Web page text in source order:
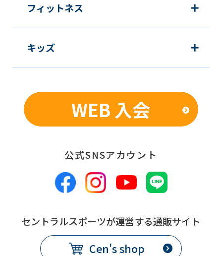
フィットネス
キッズ
WEB 入会
公式SNSアカウント
セントラルスポーツが運営する通販サイト
Cen's shop